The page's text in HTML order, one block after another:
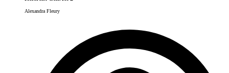
Alexandra Fleury